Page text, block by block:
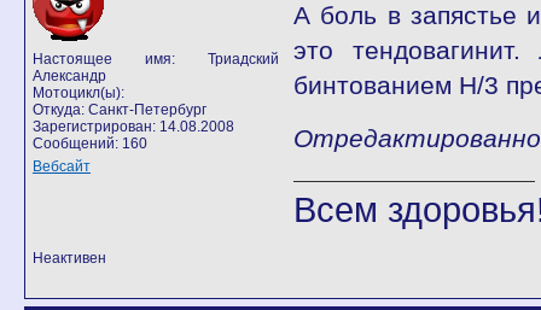
Настоящее имя: Триадский
Александр
Мотоцикл(ы):
Откуда: Санкт-Петербург
Зарегистрирован: 14.08.2008
Сообщений: 160
Вебсайт
А боль в запястье
это
бинтованием Н/3
Всем
Неактивен